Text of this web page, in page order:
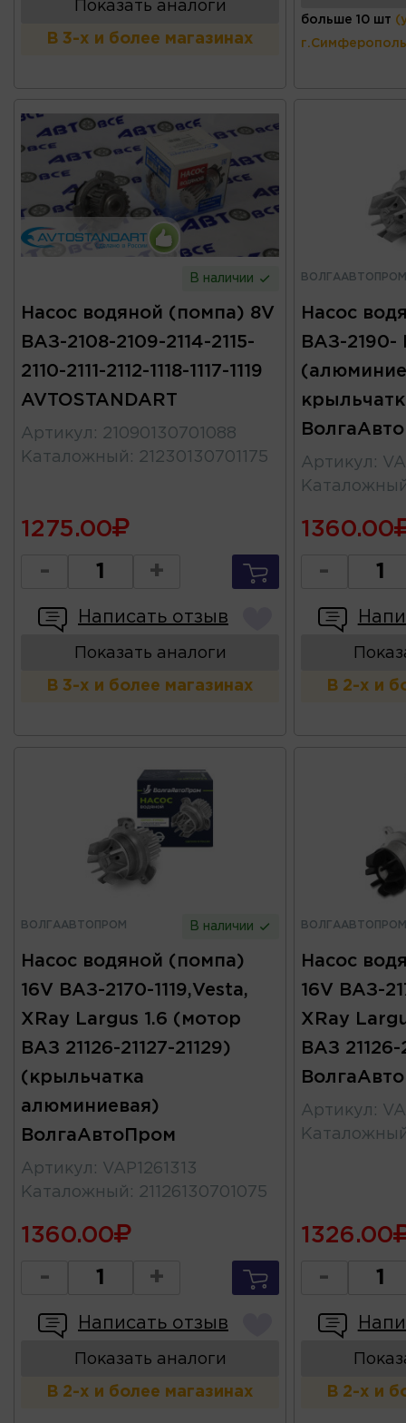
Показать аналоги
В 3-х и более магазинах
больше 10 шт
В наличии
Насос водяной (помпа) 8V
ВАЗ-2108-2109-2114-2115-
2110-2111-2112-1118-1117-1119
AVTOSTANDART
Артикул : 21090130701088
Каталожный : 21230130701175
1275.00
- +
Написать отзыв
Показать аналоги
В 3-х и более магазинах
ВОЛГААВТОПРОМ
Насос
ВАЗ-2190-
Артикул :
1360.00
-
В 2-х и
ВОЛГААВТОПРОМ В наличии
Насос водяной (помпа)
16V ВАЗ-2170-1119,Vesta,
XRay Largus 1.6 (мотор
ВАЗ 21126-21127-21129)
(крыльчатка
алюминиевая)
ВолгаАвтоПром
Артикул : VAP1261313
Каталожный : 21126130701075
1360.00
- +
Написать отзыв
Показать аналоги
В 2-х и более магазинах
ВОЛГААВТОПРОМ
Насос
16V ВАЗ-
XRay
ВАЗ 21126-
Артикул :
1326.00
-
В 2-х и